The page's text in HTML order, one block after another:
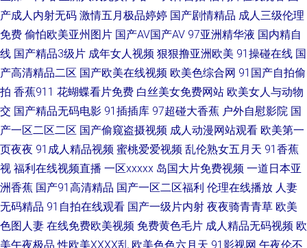
97自拍 激情综合传媒 欧美做爰专区 影音先锋加勒比系列 91系列在线视 国产
第6页 影音先锋av强奸 91色伦理 福利社自拍800 欧美性爱3区 五月婷婷淫 午
夜福利视频国产一区 91人妻国产 岛国成人在线不卡 老色友影院 日韩欧美影
音婷婷 中日韩伦日幕视频 91蜜臀不卡 超碰中文91 极品91福利 青青草原在
线看成人 影音先锋综合视频网 91在线青娱乐 国产极品15P 欧美成人官网 色
悠悠综合在线观看 91人妖在线 操人妻91 久草久草久草 深爱激情网1 91传媒
产成人内射无码 激情五月极品婷婷 国产剧情精品 成人三级伦理
免费 偷怕欧美亚州图片 国产AV国产AV 97亚洲精华液 国内精自
线 国产精品3级片 成年女人视频 狠狠撸亚洲欧美 91操碰在线 国
产高清精品二区 国产欧美在线视频 欧美色综合网 91国产自拍偷
拍 香蕉911 花蝴蝶看片免费 白丝美女免费网站 欧美女人与动物
交 国产精品无码电影 91插插库 97超碰大香蕉 户外自慰影院 国
产一区二区二区 国产偷窥盗摄视频 成人动漫网站观看 欧美第一
页夜夜 91成人精品视频 蜜桃爱爱视频 乱伦熟女五月天 91香蕉
视 福利在线视频直播 一区xxxxx 岛国大片免费视频 一道日本亚
洲香蕉 国产91高清精品 国产一区二区福利 伦理在线播放 人妻
无码精品 91自拍在线观看 国产一级片内射 夜夜骑青青草 欧美
色图人妻 在线免费欧美视频 免费黄色毛片 成人精品无码视频 欧
美午夜极品 性欧美ⅩⅩⅩⅩ乱 欧美色色六月天 91影视网 午夜伦不